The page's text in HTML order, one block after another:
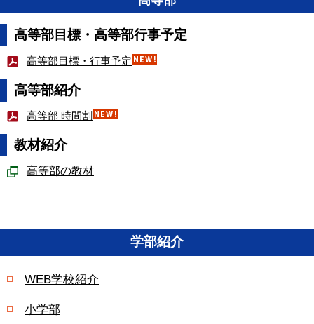
高等部目標・高等部行事予定
高等部目標・行事予定
高等部紹介
高等部 時間割
教材紹介
高等部の教材
学部紹介
WEB学校紹介
小学部